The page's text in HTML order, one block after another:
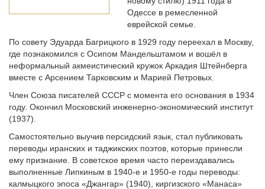
Одессе в ремесленной
еврейской семье.
По совету Эдуарда Багрицкого в 1929 году переехал в Москву,
где познакомился с Осипом Мандельштамом и вошёл в
неформальный акмеистический кружок Аркадия Штейнберга
вместе с Арсением Тарковским и Марией Петровых.
Член Союза писателей СССР с момента его основания в 1934
году. Окончил Московский инженерно-экономический институт
(1937).
Самостоятельно выучив персидский язык, стал публиковать
переводы иранских и таджикских поэтов, которые принесли
ему признание. В советское время часто переиздавались
выполненные Липкиным в 1940-е и 1950-е годы переводы:
калмыцкого эпоса «Джангар» (1940), киргизского «Манаса»